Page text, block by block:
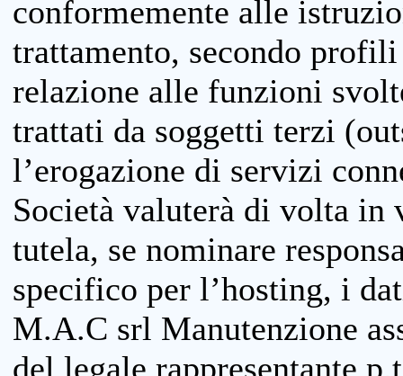
conformemente alle
trattamento, secondo
relazione alle funzioni
trattati da soggetti terzi
l’erogazione di servizi
Società valuterà di volta in
tutela, se nominare
specifico per l’hosting, i
M.A.C srl Manutenzione
del legale rappresentante